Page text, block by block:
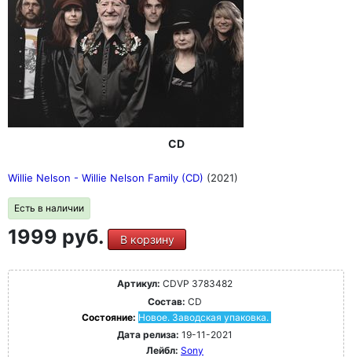
CD
Willie Nelson - Willie Nelson Family (CD) (2021)
Есть в наличии
1999 руб. В корзину
Артикул: CDVP 3783482
Состав: CD
Состояние: Новое. Заводская упаковка.
Дата релиза: 19-11-2021
Лейбл: Sony